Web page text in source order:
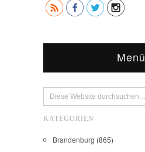
Menü
KATEGORIEN
Brandenburg (865)